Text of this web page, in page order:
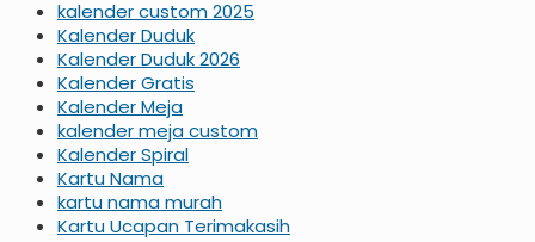
kalender custom 2025
Kalender Duduk
Kalender Duduk 2026
Kalender Gratis
Kalender Meja
kalender meja custom
Kalender Spiral
Kartu Nama
kartu nama murah
Kartu Ucapan Terimakasih